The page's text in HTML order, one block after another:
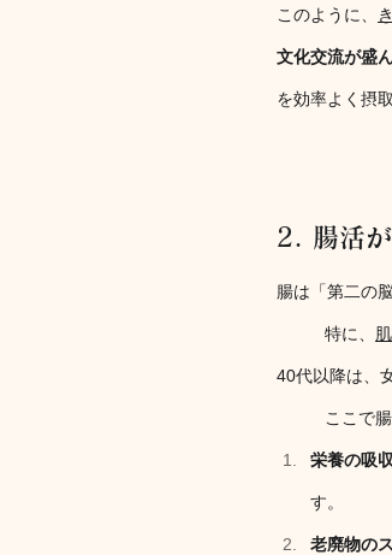
このように、
文化交流が盛
を効率よく摂
2. 腸活
腸は「第二の
特に、
40代以降は、
ここで
栄養の吸
す。
老廃物の